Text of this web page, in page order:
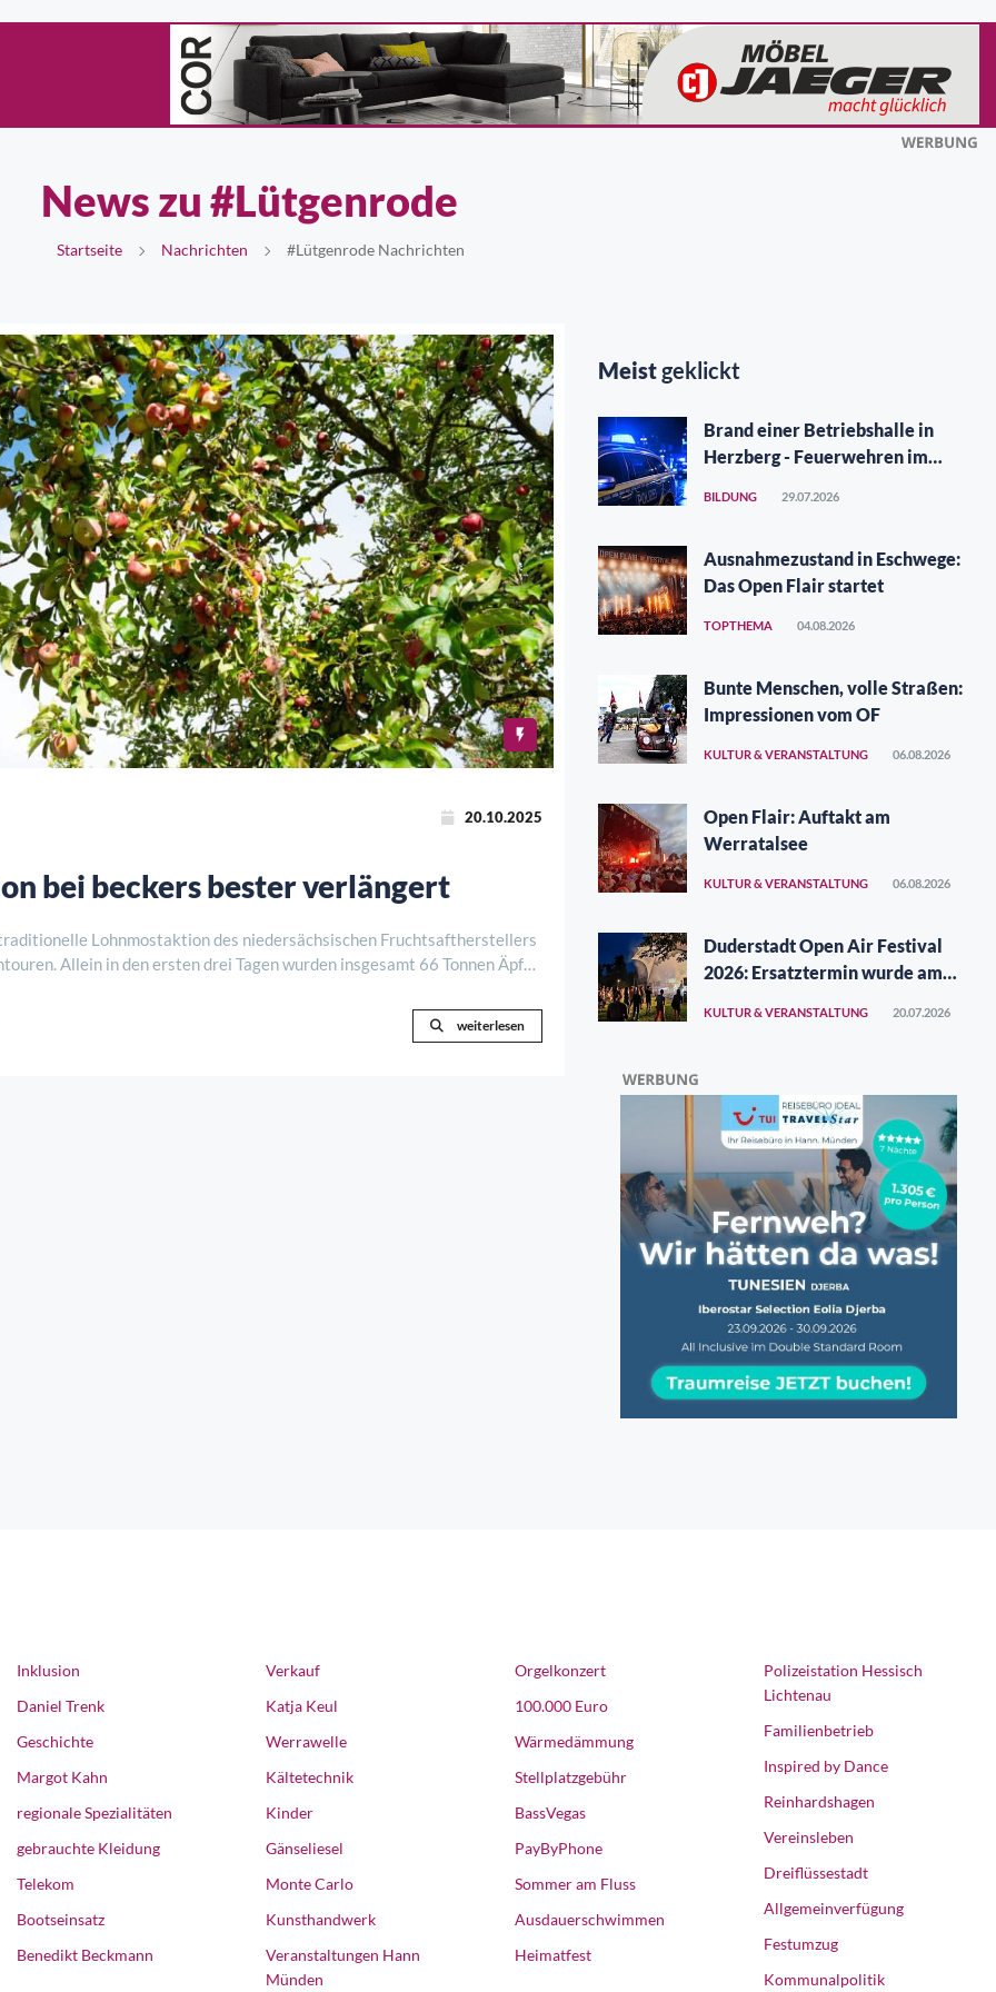
News zu #Lütgenrode
Startseite Nachrichten #Lütgenrode Nachrichten
20.10.2025
bei beckers bester verlängert
Lohnmostaktion des niedersächsischen Fruchtsaftherstellers
Allein in den ersten drei Tagen wurden insgesamt 66 Tonnen Äpfel
weiterlesen
Meistgeklickt
Brand einer Betriebshalle in
Herzberg - Feuerwehren im
BILDUNG 29.07.2026
Ausnahmezustand in Eschwege:
Das Open Flair startet
TOPTHEMA 04.08.2026
Bunte Menschen, volle Straßen:
Impressionen vom OF
KULTUR & VERANSTALTUNG 06.08.2026
Open Flair: Auftakt am
Werratalsee
KULTUR & VERANSTALTUNG 06.08.2026
Duderstadt Open Air Festival
2026: Ersatztermin wurde am
KULTUR & VERANSTALTUNG 20.07.2026
Inklusion
Daniel Trenk
Geschichte
Margot Kahn
regionale Spezialitäten
gebrauchte Kleidung
Telekom
Bootseinsatz
Benedikt Beckmann
Verkauf
Katja Keul
Werrawelle
Kältetechnik
Kinder
Gänseliesel
Monte Carlo
Kunsthandwerk
Veranstaltungen Hann
Münden
Orgelkonzert
100.000 Euro
Wärmedämmung
Stellplatzgebühr
BassVegas
PayByPhone
Sommer am Fluss
Ausdauerschwimmen
Heimatfest
Polizeistation Hessisch
Lichtenau
Familienbetrieb
Inspired by Dance
Reinhardshagen
Vereinsleben
Dreiflüssestadt
Allgemeinverfügung
Festumzug
Kommunalpolitik